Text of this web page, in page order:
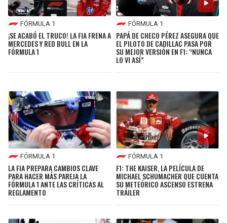
FÓRMULA 1
¡SE ACABÓ EL TRUCO! LA FIA FRENA A
MERCEDES Y RED BULL EN LA
FÓRMULA 1
FÓRMULA 1
PAPÁ DE CHECO PÉREZ ASEGURA QUE
EL PILOTO DE CADILLAC PASA POR
SU MEJOR VERSIÓN EN F1: “NUNCA
LO VI ASÍ”
FÓRMULA 1
LA FIA PREPARA CAMBIOS CLAVE
PARA HACER MÁS PAREJA LA
FÓRMULA 1 ANTE LAS CRÍTICAS AL
REGLAMENTO
FÓRMULA 1
F1: THE KAISER, LA PELÍCULA DE
MICHAEL SCHUMACHER QUE CUENTA
SU METEÓRICO ASCENSO ESTRENA
TRÁILER